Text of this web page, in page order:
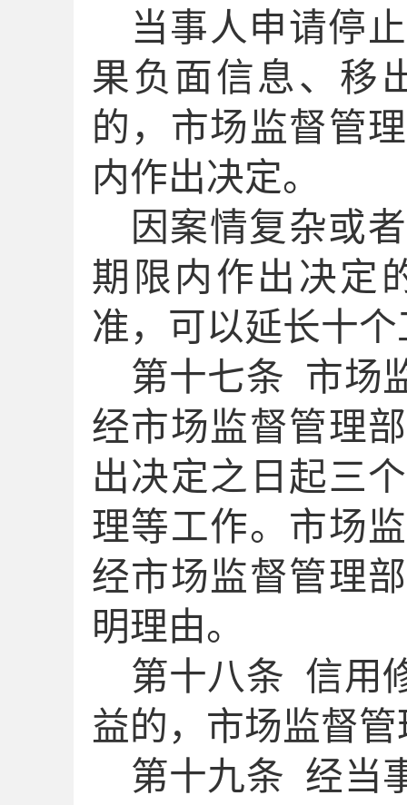
当事人申请停
果负面信息、移
的，市场监督管
内作出决定。
因案情复杂或者
期限内作出决定
准，可以延长十
第十七条 市场
经市场监督管理
出决定之日起三
理等工作。市场
经市场监督管理
明理由。
第十八条 信用
益的，市场监督
第十九条 经当